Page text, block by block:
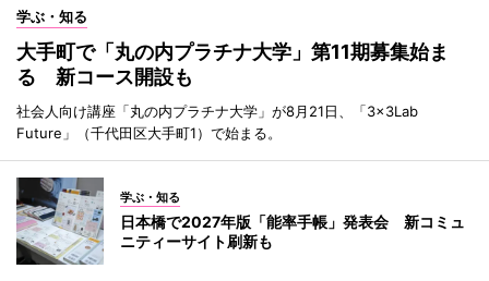
学ぶ・知る
大手町で「丸の内プラチナ大学」第11期募集始ま
る 新コース開設も
社会人向け講座「丸の内プラチナ大学」が8月21日、「3×3Lab
Future」（千代田区大手町1）で始まる。
学ぶ・知る
日本橋で2027年版「能率手帳」発表会 新コミュ
ニティーサイト刷新も